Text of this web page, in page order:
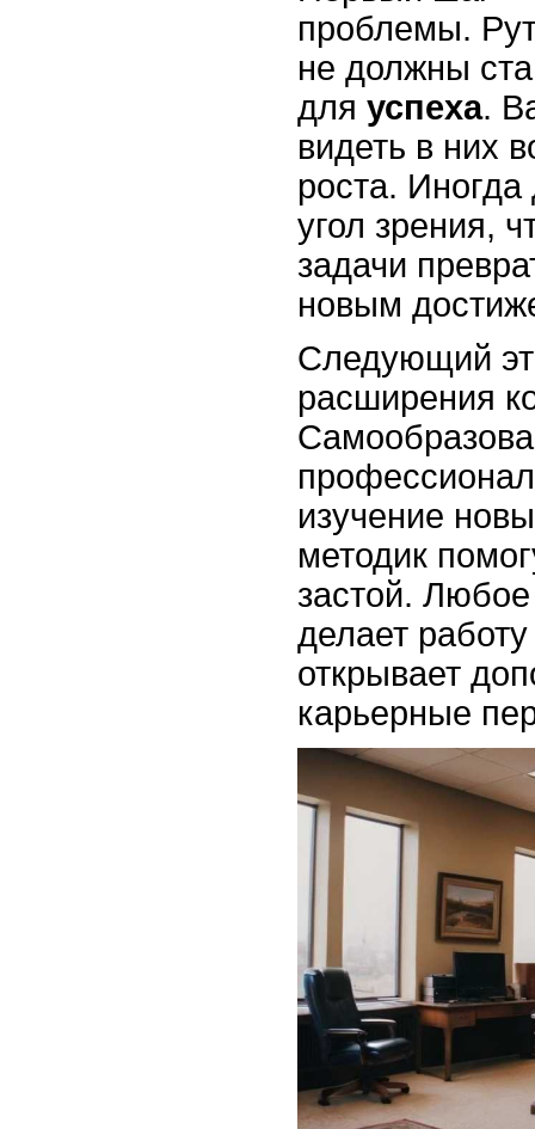
проблемы.
не должны
для успеха.
видеть в них
роста. Иногда
угол зрения,
задачи
новым
Следующий
расширения
изучение
методик
застой.
делает
открывает
карьерные